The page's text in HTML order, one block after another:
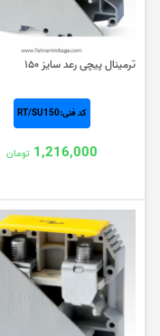
ترمینال پیچی رعد سایز ۱۵۰
کد فنی:RT/SU150
1,216,000 تومان